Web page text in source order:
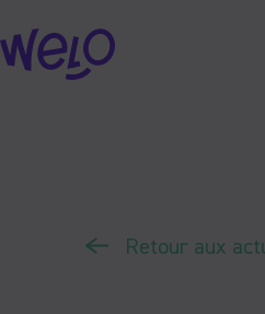
Skip
to
Retour aux